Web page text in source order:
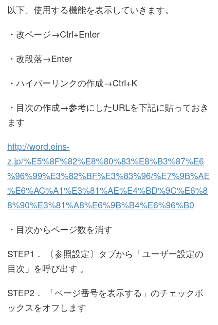
以下、使用する機能を表示していきます。
・改ページ→Ctrl+Enter
・改段落→Enter
・ハイパーリンクの作成→Ctrl+K
・目次の作成→参考にしたURLを下記に貼っておき
ます
http://word.eins-
z.jp/%E5%8F%82%E8%80%83%E8%B3%87%E6
%96%99%E3%82%BF%E3%83%96/%E7%9B%AE
%E6%AC%A1%E3%81%AE%E4%BD%9C%E6%8
8%90%E3%81%A8%E6%9B%B4%E6%96%B0
・目次からページ数を消す
STEP1． 〔参照設定〕タブから「ユーザー設定の
目次」を呼び出す 。
STEP2． 「ページ番号を表示する」のチェックボ
ックスをオフします